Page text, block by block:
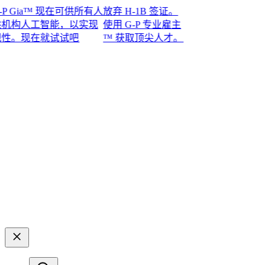
现在可供所有人
工智能，以实现
现在就试试吧​​
放弃 H-1B 签证。
使用 G-P 专业雇主
™ 获取顶尖人才。​​